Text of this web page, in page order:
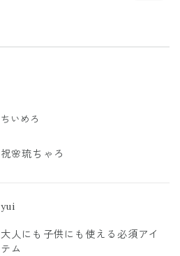
ちいめろ
祝🌸琉ちゃろ
yui
大人にも子供にも使える必須アイ
テム